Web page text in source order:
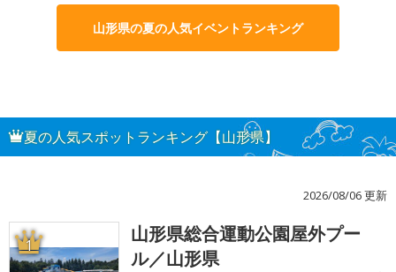
山形県の夏の人気イベントランキング
夏の人気スポットランキング【山形県】
2026/08/06 更新
1
山形県総合運動公園屋外プー
ル／山形県